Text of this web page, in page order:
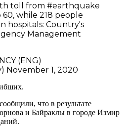
toll from #earthquake
while 218 people
hospitals: Country's
Management
(ENG)
November 1, 2020
что в результате
и Байраклы в городе Измир